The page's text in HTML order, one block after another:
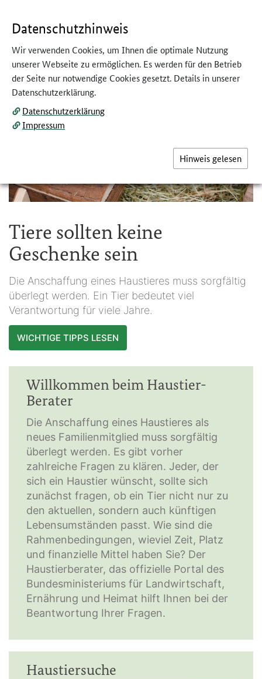
Tiere sollten keine
Geschenke sein
Die Anschaffung eines Haustieres muss sorgfältig
überlegt werden. Ein Tier bedeutet viel
Verantwortung für viele Jahre.
WICHTIGE TIPPS LESEN
Willkommen beim Haustier-
Berater
Die Anschaffung eines Haustieres als
neues Familienmitglied muss sorgfältig
überlegt werden. Es gibt vorher
zahlreiche Fragen zu klären. Jeder, der
sich ein Haustier wünscht, sollte sich
zunächst fragen, ob ein Tier nicht nur zu
den aktuellen, sondern auch künftigen
Lebensumständen passt. Wie sind die
Rahmenbedingungen, wieviel Zeit, Platz
und finanzielle Mittel haben Sie? Der
Haustierberater, das offizielle Portal des
Bundesministeriums für Landwirtschaft,
Ernährung und Heimat hilft Ihnen bei der
Beantwortung Ihrer Fragen.
Haustiersuche
Datenschutzhinweis
Wir verwenden Cookies, um Ihnen die optimale Nutzung
unserer Webseite zu ermöglichen. Es werden für den Betrieb
der Seite nur notwendige Cookies gesetzt. Details in unserer
Datenschutzerklärung.
Datenschutzerklärung
Impressum
Hinweis gelesen